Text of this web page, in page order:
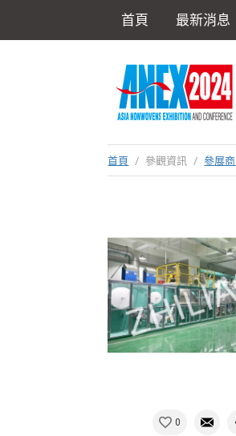
首頁 最新消息
首頁 / 參觀資訊 / 參展
0